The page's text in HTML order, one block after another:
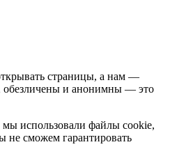
страницы, а нам —
обезличены и анонимны — это
мы использовали файлы cookie,
не сможем гарантировать